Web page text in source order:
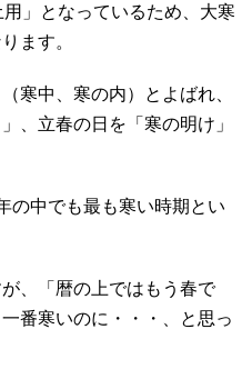
」となっているため、大寒
ます。
寒中、寒の内）とよばれ、
、立春の日を「寒の明け」
の中でも最も寒い時期とい
、「暦の上ではもう春で
番寒いのに・・・、と思っ